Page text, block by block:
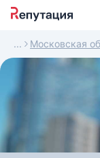
Московская